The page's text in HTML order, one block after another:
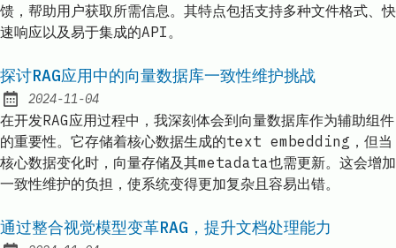
馈，帮助用户获取所需信息。其特点包括支持多种文件格式、快
速响应以及易于集成的API。
探讨RAG应用中的向量数据库一致性维护挑战
Published:
2024-11-04
在开发RAG应用过程中，我深刻体会到向量数据库作为辅助组件
的重要性。它存储着核心数据生成的text embedding，但当
核心数据变化时，向量存储及其metadata也需更新。这会增加
一致性维护的负担，使系统变得更加复杂且容易出错。
通过整合视觉模型变革RAG，提升文档处理能力